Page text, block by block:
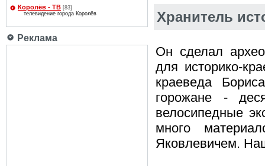
Королёв - ТВ [83]
телевидение города Королёв
Реклама
Хранитель
Он сделал
для историко-
краеведа
горожане -
велосипедные
много
Яковлевичем.